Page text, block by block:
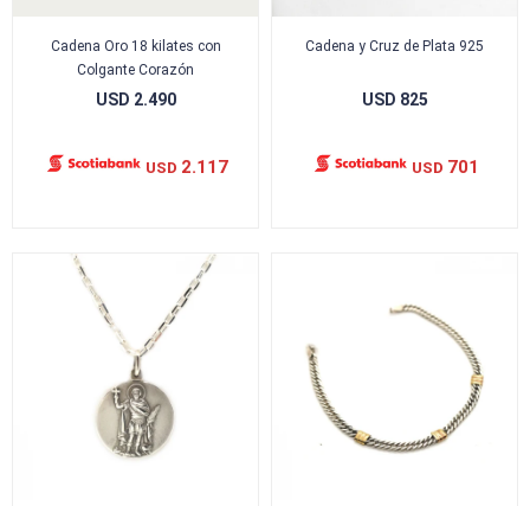
Cadena Oro 18 kilates con
Colgante Corazón
USD 2.490
USD 2.117
Cadena y Cruz de Plata 925
USD 825
USD 701